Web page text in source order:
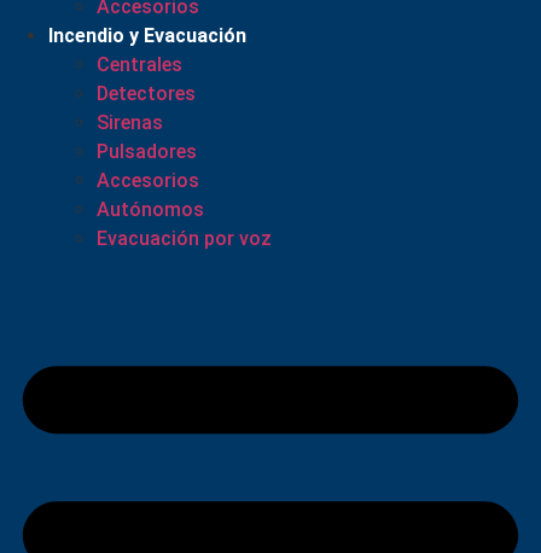
Accesorios
Incendio y Evacuación
Centrales
Detectores
Sirenas
Pulsadores
Accesorios
Autónomos
Evacuación por voz